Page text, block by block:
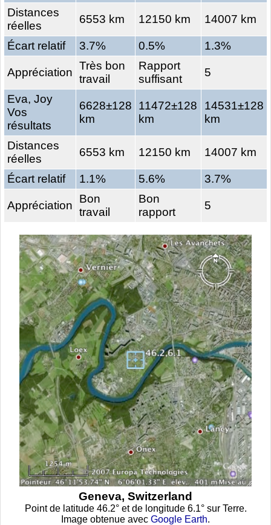
Distances
réelles
6553 km 12150 km 14007 km
Écart relatif 3.7% 0.5% 1.3%
Appréciation
Très bon
travail
Rapport
suffisant
5
Eva, Joy
Vos
résultats
6628±128
km
11472±128
km
14531±128
km
Distances
réelles
6553 km 12150 km 14007 km
Écart relatif 1.1% 5.6% 3.7%
Appréciation
Bon
travail
Bon
rapport
5
Geneva, Switzerland
Point de latitude 46.2° et de longitude 6.1° sur Terre.
Image obtenue avec Google Earth.